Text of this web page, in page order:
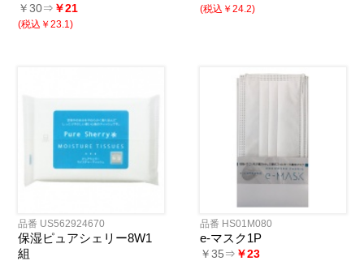
￥30⇒ ￥21
(税込￥23.1)
(税込￥24.2)
品番 US562924670
保湿ピュアシェリー8W1
組
品番 HS01M080
e-マスク1P
￥35⇒ ￥23